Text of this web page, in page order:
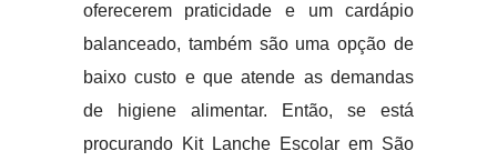
oferecerem praticidade e um cardápio
balanceado, também são uma opção de
baixo custo e que atende as demandas
de higiene alimentar. Então, se está
procurando Kit Lanche Escolar em São